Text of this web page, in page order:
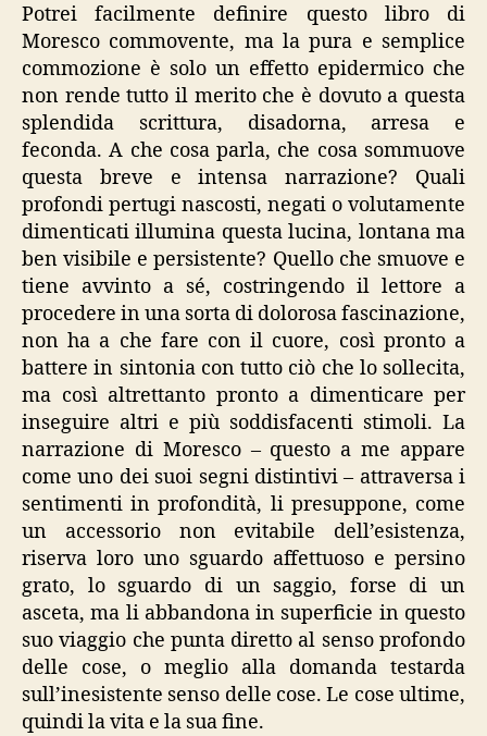
Potrei facilmente definire questo libro di
Moresco commovente, ma la pura e semplice
commozione è solo un effetto epidermico che
non rende tutto il merito che è dovuto a questa
splendida scrittura, disadorna, arresa e
feconda. A che cosa parla, che cosa sommuove
questa breve e intensa narrazione? Quali
profondi pertugi nascosti, negati o volutamente
dimenticati illumina questa lucina, lontana ma
ben visibile e persistente? Quello che smuove e
tiene avvinto a sé, costringendo il lettore a
procedere in una sorta di dolorosa fascinazione,
non ha a che fare con il cuore, così pronto a
battere in sintonia con tutto ciò che lo sollecita,
ma così altrettanto pronto a dimenticare per
inseguire altri e più soddisfacenti stimoli. La
narrazione di Moresco – questo a me appare
come uno dei suoi segni distintivi – attraversa i
sentimenti in profondità, li presuppone, come
un accessorio non evitabile dell’esistenza,
riserva loro uno sguardo affettuoso e persino
grato, lo sguardo di un saggio, forse di un
asceta, ma li abbandona in superficie in questo
suo viaggio che punta diretto al senso profondo
delle cose, o meglio alla domanda testarda
sull’inesistente senso delle cose. Le cose ultime,
quindi la vita e la sua fine.